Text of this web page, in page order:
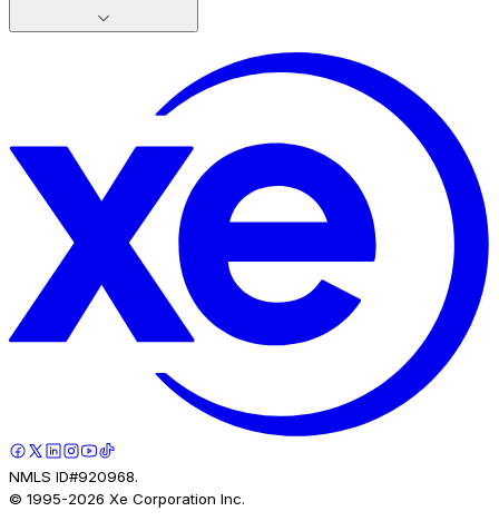
NMLS ID#920968.
© 1995-2026 Xe Corporation Inc.